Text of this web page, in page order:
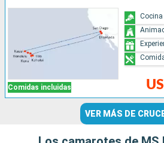
Comidas incluidas
VER MÁS DE